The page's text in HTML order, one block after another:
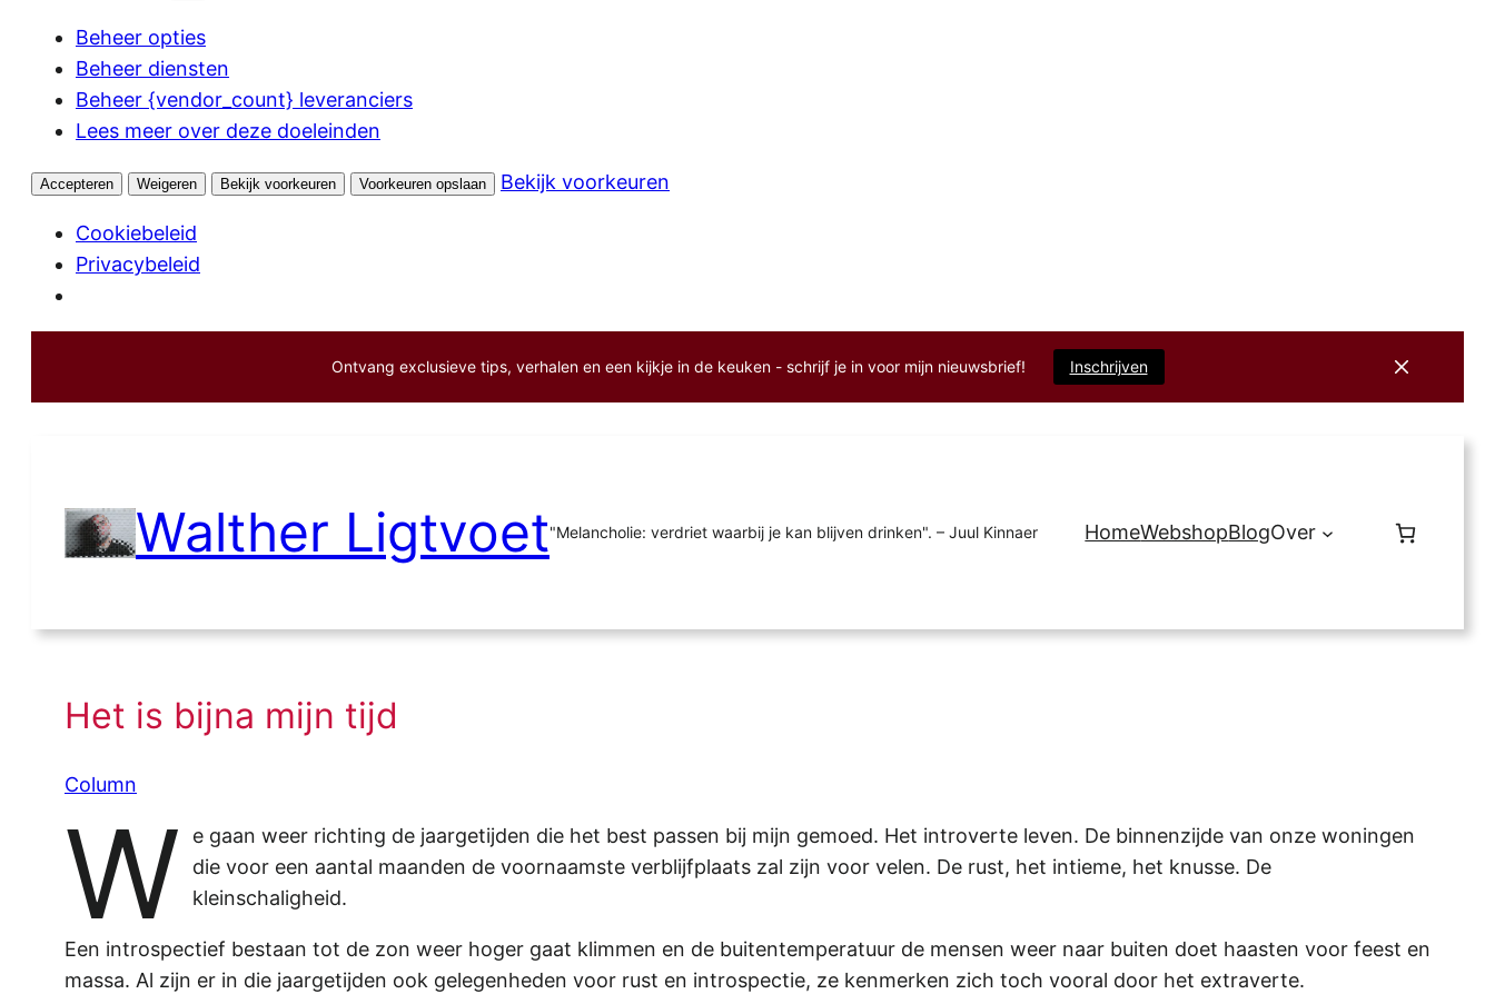
Beheer opties
Beheer diensten
Beheer {vendor_count} leveranciers
Lees meer over deze doeleinden
Accepteren Weigeren Bekijk voorkeuren Voorkeuren opslaan Bekijk voorkeuren
Cookiebeleid
Privacybeleid
Ontvang exclusieve tips, verhalen en een kijkje in de keuken - schrijf je in voor mijn nieuwsbrief! Inschrijven
inhoud
Walther Ligtvoet"Melancholie: verdriet waarbij je kan blijven drinken". – Juul Kinnaer HomeWebshopBlogOver
Het is bijna mijn tijd
Column
W
e gaan weer richting de jaargetijden die het best passen bij mijn gemoed. Het introverte leven. De binnenzijde van onze woningen
die voor een aantal maanden de voornaamste verblijfplaats zal zijn voor velen. De rust, het intieme, het knusse. De
kleinschaligheid.
Een introspectief bestaan tot de zon weer hoger gaat klimmen en de buitentemperatuur de mensen weer naar buiten doet haasten voor feest en
massa. Al zijn er in die jaargetijden ook gelegenheden voor rust en introspectie, ze kenmerken zich toch vooral door het extraverte.